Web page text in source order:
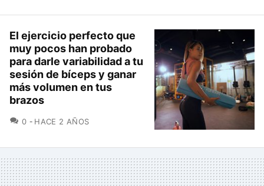
El ejercicio perfecto que
muy pocos han probado
para darle variabilidad a tu
sesión de bíceps y ganar
más volumen en tus
brazos
0 COMENTARIOS
HACE 2 AÑOS